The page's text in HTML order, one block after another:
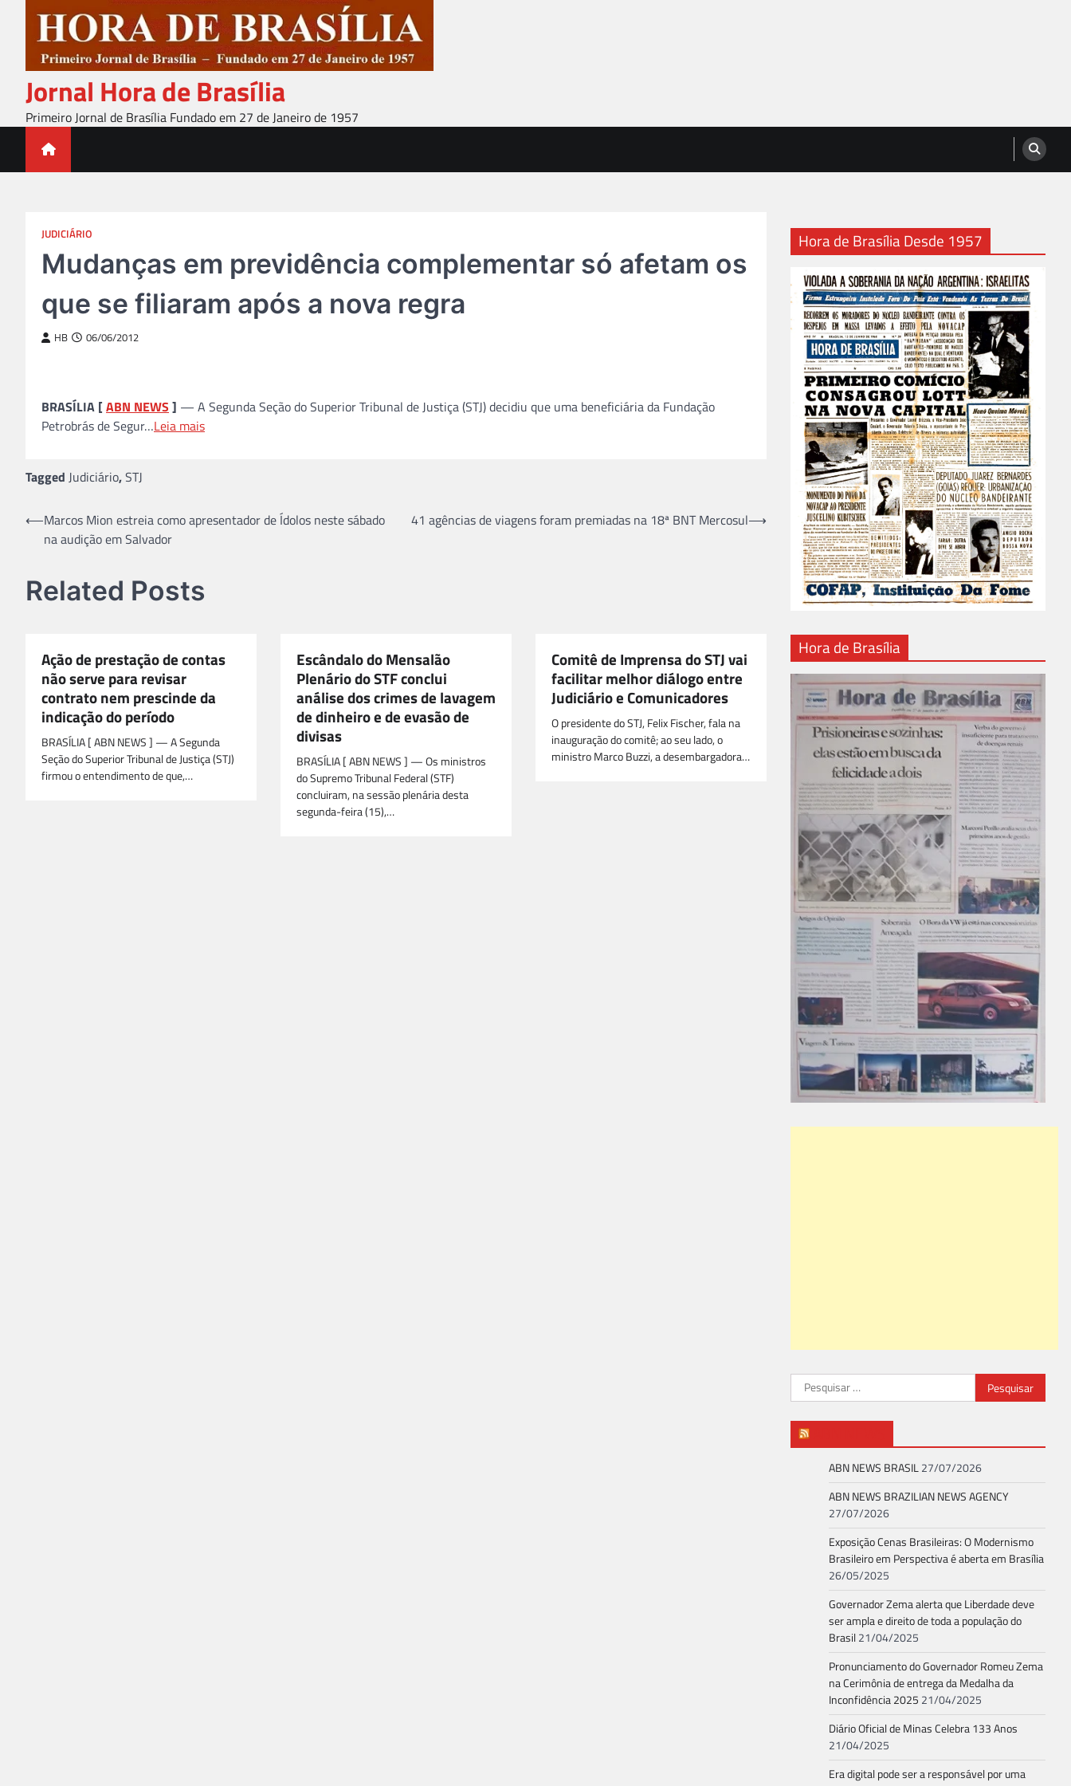
content
Jornal Hora de Brasília
Primeiro Jornal de Brasília Fundado em 27 de Janeiro de 1957
JUDICIÁRIO
Mudanças em previdência complementar só afetam os
que se filiaram após a nova regra
HB 06/06/2012
BRASÍLIA [ABN NEWS ] — A Segunda Seção do Superior Tribunal de Justiça (STJ) decidiu que uma beneficiária da Fundação
Petrobrás de Segur…Leia mais
Tagged Judiciário,STJ
Navegação
⟵Marcos Mion estreia como apresentador de Ídolos neste sábado
na audição em Salvador
41 agências de viagens foram premiadas na 18ª BNT Mercosul⟶
Related Posts
Ação de prestação de contas
não serve para revisar
contrato nem prescinde da
indicação do período
BRASÍLIA [ ABN NEWS ] — A Segunda
Seção do Superior Tribunal de Justiça (STJ)
firmou o entendimento de que,…
Escândalo do Mensalão
Plenário do STF conclui
análise dos crimes de lavagem
de dinheiro e de evasão de
divisas
BRASÍLIA [ ABN NEWS ] — Os ministros
do Supremo Tribunal Federal (STF)
concluiram, na sessão plenária desta
segunda-feira (15),…
Comitê de Imprensa do STJ vai
facilitar melhor diálogo entre
Judiciário e Comunicadores
O presidente do STJ, Felix Fischer, fala na
inauguração do comitê; ao seu lado, o
ministro Marco Buzzi, a desembargadora…
Hora de Brasília Desde 1957
Hora de Brasília
Pesquisar
por:
ABN NEWS BRASIL27/07/2026
ABN NEWS BRAZILIAN NEWS AGENCY
27/07/2026
Exposição Cenas Brasileiras: O Modernismo
Brasileiro em Perspectiva é aberta em Brasília
26/05/2025
Governador Zema alerta que Liberdade deve
ser ampla e direito de toda a população do
Brasil21/04/2025
Pronunciamento do Governador Romeu Zema
na Cerimônia de entrega da Medalha da
Inconfidência 2025 21/04/2025
Diário Oficial de Minas Celebra 133 Anos
21/04/2025
Era digital pode ser a responsável por uma